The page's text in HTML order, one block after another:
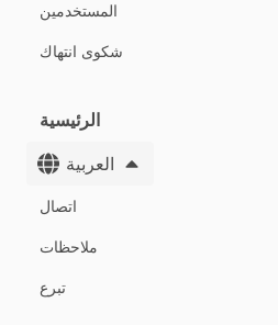
المستخدمين
شكوى انتهاك
الرئيسية
العربية
اتصال
ملاحظات
تبرع